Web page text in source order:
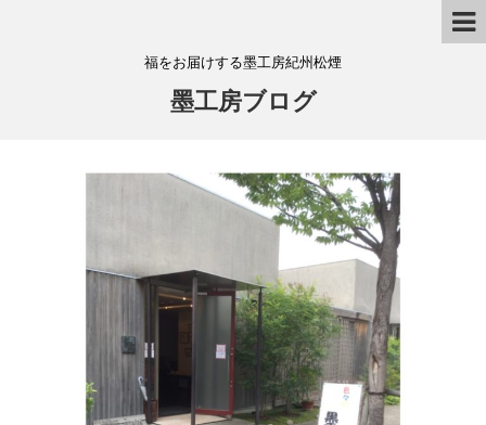
福をお届けする墨工房紀州松煙
墨工房ブログ